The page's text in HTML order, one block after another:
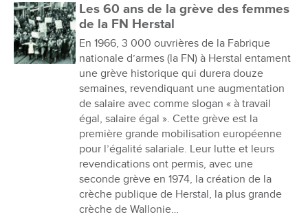
Les 60 ans de la grève des femmes
de la FN Herstal
En 1966, 3 000 ouvrières de la Fabrique
nationale d’armes (la FN) à Herstal entament
une grève historique qui durera douze
semaines, revendiquant une augmentation
de salaire avec comme slogan « à travail
égal, salaire égal ». Cette grève est la
première grande mobilisation européenne
pour l’égalité salariale. Leur lutte et leurs
revendications ont permis, avec une
seconde grève en 1974, la création de la
crèche publique de Herstal, la plus grande
crèche de Wallonie…